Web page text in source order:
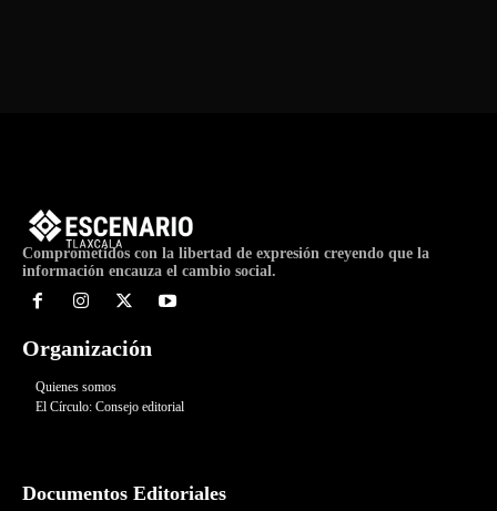
Comprometidos con la libertad de expresión creyendo que la
información encauza el cambio social.
Organización
Quienes somos
El Círculo: Consejo editorial
Documentos Editoriales